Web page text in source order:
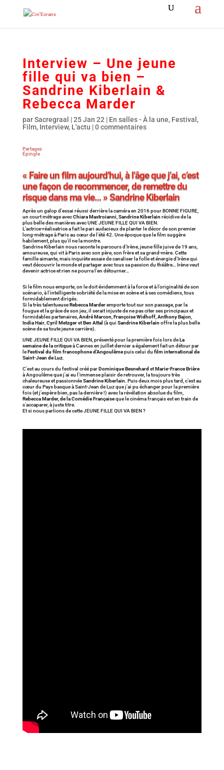
Interview – Une jeune
fille qui va bien –
Sandrine Kiberlain &
Rebecca Marder
parSacregraal |25 Jan 22 | En salles - À la une, Festival ,
Film, Interview, L'actu |0 commentaires
Partagez
Épingle
« Faire un film aujourd’hui, à l’âge que j’ai, c’est
une façon de recommencer, de remettre du
risque dans ma vie… » Sandrine Kiberlain
Après un galop d’essai réussi derrière la caméra en 2016 pour BONNE FIGURE,
un court métrage avecChiara Mastroianni Sandrine Kiberlain récidive de la
plus belle des manières avec UNE JEUNE FILLE QUI VA BIEN.
L’actrice-réalisatrice a fait le pari audacieux de planter le décor de son premier
long-métrage à Paris au cœur de l’été 42. Une époque que le film suggère
habilement, plus qu’il ne la montre.
Sandrine Kiberlain nous raconte le parcours d’Irène, jeune fille juive de 19 ans,
amoureuse, qui vit à Paris avec son père, son frère et sa grand-mère. Cette
famille aimante, mais inquiète essaie de canaliser la folle et énergie d’Irène qui
veut découvrir le monde et partager avec tous sa passion du théâtre… Irène veut
devenir actrice et rien ne pourra l’en détourner…
Si le film nous emporte, on le doit évidemment à la force et à l’originalité de son
scénario, à l’intelligente sobriété de la mise en scène et à ses comédiens, tous
formidablement dirigés.
Si la très talentueuseRebecca Marderemporte tout sur son passage, par la
fougue et la grâce de son jeu, il serait injuste de ne pas citer ses principaux et
formidables partenaires, André Marcon Françoise Widhoff, Anthony Bajon
India Hair, Cyril MetzgeretBen Attal (à qui Sandrine Kiberlain offre la plus belle
scène de sa toute jeune carrière).
UNE JEUNE FILLE QUI VA BIEN, présenté pour la première fois lors deLa
semaine de la critiqueà Cannes en juillet dernier a également fait un détour par
leFestival du film francophone d’Angoulêmepuis celui du film international de
Saint-Jean de Luz.
C’est au cours du festival créé parDominique Besnehard etMarie-France Brière
à Angoulême que j’ai eu l’immense plaisir de retrouver, la toujours très
chaleureuse et passionnéeSandrine Kiberlain. Puis deux mois plus tard, c’est au
cœur du Pays basque à Saint-Jean de Luz que j’ai pu échanger pour la première
fois (et j’espère bien, pas la dernière !) avec la révélation absolue du film,
Rebecca Marder, de la Comédie Françaiseque le cinéma français est en train de
s’accaparer, à juste titre.
Et si nous parlions de cette JEUNE FILLE QUI VA BIEN ?